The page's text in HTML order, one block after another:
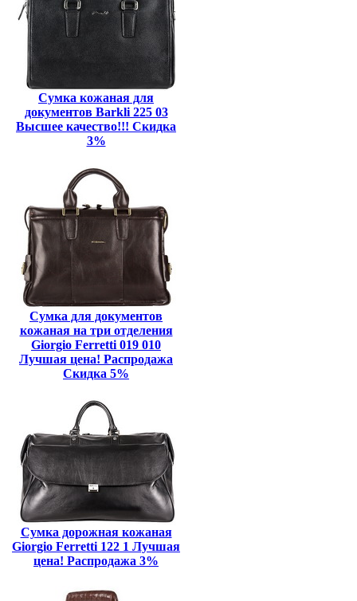
Сумка кожаная для
документов Barkli 225 03
Высшее качество!!! Скидка
3%
Сумка для документов
кожаная на три отделения
Giorgio Ferretti 019 010
Лучшая цена! Распродажа
Скидка 5%
Сумка дорожная кожаная
Giorgio Ferretti 122 1 Лучшая
цена! Распродажа 3%